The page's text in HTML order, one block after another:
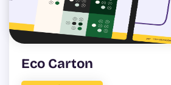
Eco Carton